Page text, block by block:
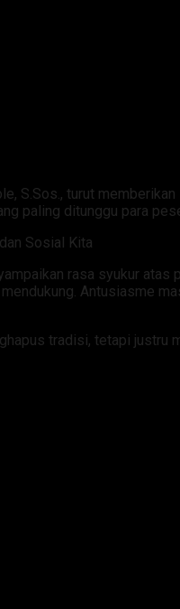
S.Sos., turut
paling ditunggu para
Sosial Kita
rasa syukur
Antusiasme
tradisi, tetapi